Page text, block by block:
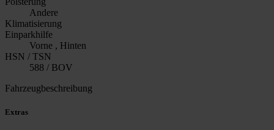
Andere
Klimatisierung
Einparkhilfe
Vorne , Hinten
HSN / TSN
588 / BOV
Fahrzeugbeschreibung
Extras